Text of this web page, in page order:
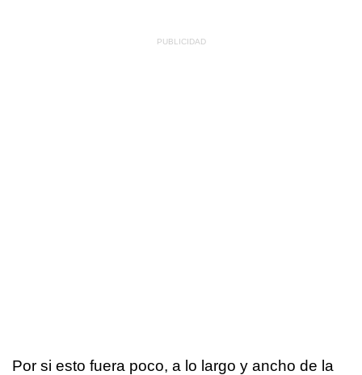
Por si esto fuera poco, a lo largo y ancho de la